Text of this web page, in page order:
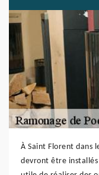
À Saint Florent dans
devront être installés